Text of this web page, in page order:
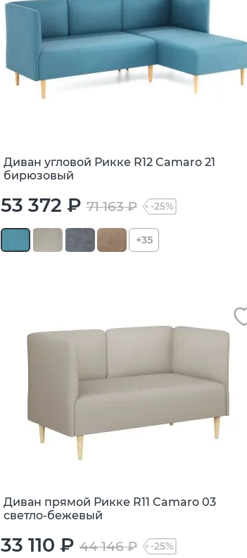
Диван угловой Рикке R12 Camaro 21
бирюзовый
53 372 ₽ 71 163 ₽ -25%
+35
Диван прямой Рикке R11 Camaro 03
светло-бежевый
33 110 ₽ 44 146 ₽ -25%